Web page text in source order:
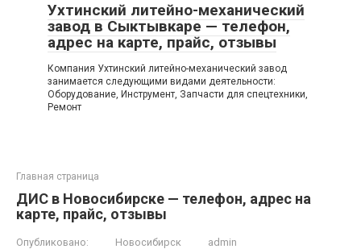
Ухтинский литейно-механический
завод в Сыктывкаре — телефон,
адрес на карте, прайс, отзывы
Компания Ухтинский литейно-механический завод
занимается следующими видами деятельности:
Оборудование, Инструмент, Запчасти для спецтехники,
Ремонт
Главная страница
ДИС в Новосибирске — телефон, адрес на
карте, прайс, отзывы
Опубликовано: Новосибирск admin